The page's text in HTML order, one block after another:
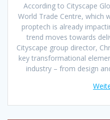
According to Cityscape
World Trade Centre, which
proptech is already
trend moves towards
Cityscape group director,
key transformational
industry – from design